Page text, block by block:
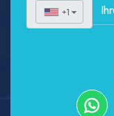
+1 ▼